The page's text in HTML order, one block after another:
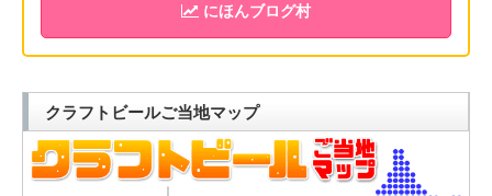
にほんブログ村
クラフトビールご当地マップ